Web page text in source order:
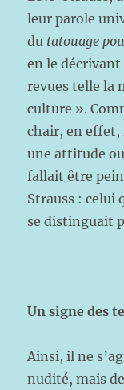
leur parole
du tatouage
en le décrivant
revues telle la
culture ».
chair, en
une attitude
fallait être
Strauss : celui
se distinguait
Un signe des
Ainsi, il ne
nudité, mais